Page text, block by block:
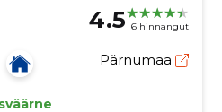
4.5 6 hinnangut
Pärnumaa